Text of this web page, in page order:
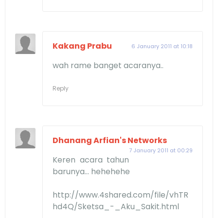
Kakang Prabu 6 January 2011 at 10:18
wah rame banget acaranya..
Reply
Dhanang Arfian's Networks
7 January 2011 at 00:29
Keren acara tahun
barunya... hehehehe
http://www.4shared.com/file/vhTR
hd4Q/Sketsa_-_Aku_Sakit.html